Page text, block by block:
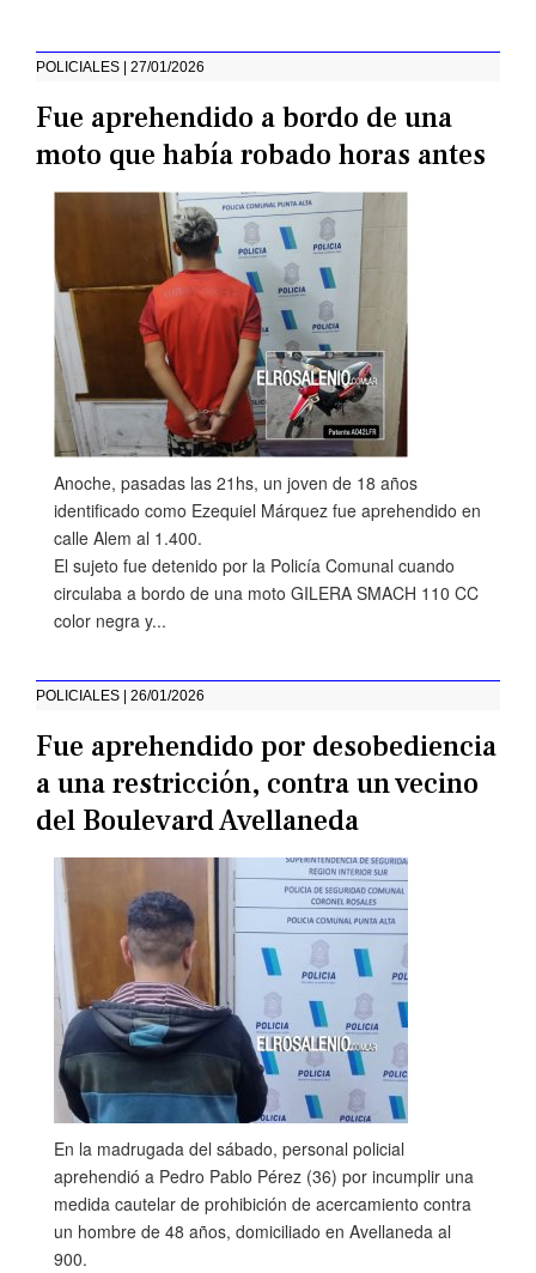
POLICIALES | 27/01/2026
Fue aprehendido a bordo de una
moto que había robado horas antes
Anoche, pasadas las 21hs, un joven de 18 años
identificado como Ezequiel Márquez fue aprehendido en
calle Alem al 1.400.
El sujeto fue detenido por la Policía Comunal cuando
circulaba a bordo de una moto GILERA SMACH 110 CC
color negra y...
POLICIALES | 26/01/2026
Fue aprehendido por desobediencia
a una restricción, contra un vecino
del Boulevard Avellaneda
En la madrugada del sábado, personal policial
aprehendió a Pedro Pablo Pérez (36) por incumplir una
medida cautelar de prohibición de acercamiento contra
un hombre de 48 años, domiciliado en Avellaneda al
900.